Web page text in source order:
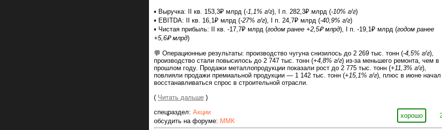
▪️ Выручка: II кв. 153,3₽ млрд (-1,1% г/г), I п. 282,3₽ млрд (-10% г/г)
▪️ EBITDA: II кв. 16,1₽ млрд (-27% г/г), I п. 24,7₽ млрд (-40,9% г/г)
▪️ Чистая прибыль: II кв. -17,7₽ млрд (годом ранее +2,5₽ млрд), I п. -19,1₽ млрд (годом ранее
+5,6₽ млрд)
💬 Операционные результаты: производство чугуна снизилось до 2 269 тыс. тонн (-4,5% г/г),
производство стали повысилось до 2 747 тыс. тонн (+4,8% г/г) из-за меньшего ремонта, чем в
прошлом году. Продажи металлопродукции показали рост до 2 775 тыс. тонн (+11,3% г/г),
повлияли продажи премиальной продукции — 1 142 тыс. тонн (+15,1% г/г), плюс в июне начал
восстанавливаться спрос в строительной отрасли.
( Читать дальше )
хорошо
спецраздел: Акции
обсудить на форуме: ММК